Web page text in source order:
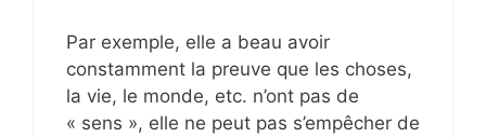
Par exemple, elle a beau avoir
constamment la preuve que les choses,
la vie, le monde, etc. n’ont pas de
« sens », elle ne peut pas s’empêcher de